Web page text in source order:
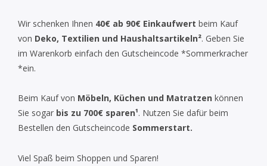
Wir schenken Ihnen 40€ ab 90€ Einkaufwert beim Kauf
von Deko, Textilien und Haushaltsartikeln². Geben Sie
im Warenkorb einfach den Gutscheincode *Sommerkracher
*ein.
Beim Kauf von Möbeln, Küchen und Matratzen können
Sie sogar bis zu 700€ sparen¹. Nutzen Sie dafür beim
Bestellen den Gutscheincode Sommerstart.
Viel Spaß beim Shoppen und Sparen!